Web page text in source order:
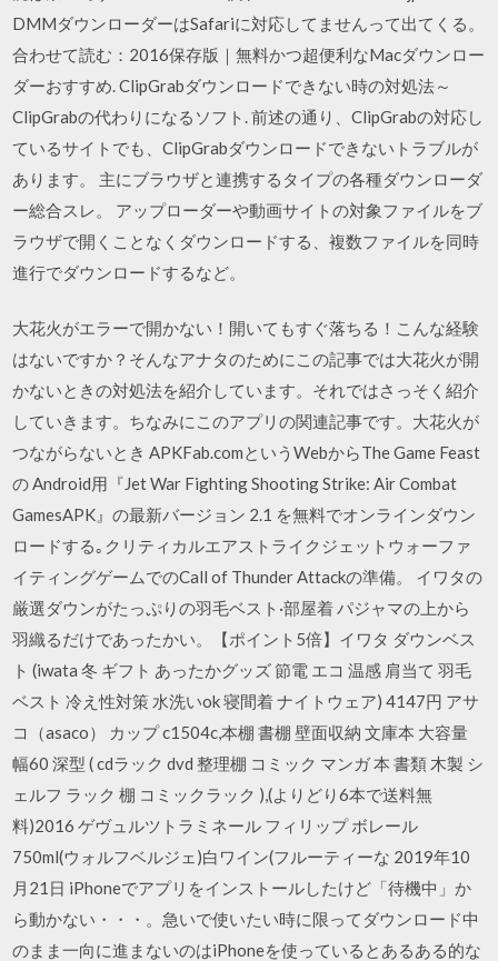
DMMダウンローダーはSafariに対応してませんって出てくる。
合わせて読む：2016保存版｜無料かつ超便利なMacダウンロー
ダーおすすめ. ClipGrabダウンロードできない時の対処法～
ClipGrabの代わりになるソフト. 前述の通り、ClipGrabの対応し
ているサイトでも、ClipGrabダウンロードできないトラブルが
あります。 主にブラウザと連携するタイプの各種ダウンローダ
ー総合スレ。 アップローダーや動画サイトの対象ファイルをブ
ラウザで開くことなくダウンロードする、複数ファイルを同時
進行でダウンロードするなど。
大花火がエラーで開かない！開いてもすぐ落ちる！こんな経験
はないですか？そんなアナタのためにこの記事では大花火が開
かないときの対処法を紹介しています。それではさっそく紹介
していきます。ちなみにこのアプリの関連記事です。大花火が
つながらないとき APKFab.comというWebからThe Game Feast
の Android用『Jet War Fighting Shooting Strike: Air Combat
GamesAPK』の最新バージョン 2.1 を無料でオンラインダウン
ロードする｡クリティカルエアストライクジェットウォーファ
イティングゲームでのCall of Thunder Attackの準備。 イワタの
厳選ダウンがたっぷりの羽毛ベスト·部屋着 パジャマの上から
羽織るだけであったかい。【ポイント5倍】イワタ ダウンベス
ト (iwata 冬 ギフト あったかグッズ 節電 エコ 温感 肩当て 羽毛
ベスト 冷え性対策 水洗いok 寝間着 ナイトウェア) 4147円 アサ
コ（asaco） カップ c1504c,本棚 書棚 壁面収納 文庫本 大容量
幅60 深型 ( cdラック dvd 整理棚 コミック マンガ 本 書類 木製 シ
ェルフ ラック 棚 コミックラック ),(よりどり6本で送料無
料)2016 ゲヴュルツトラミネール フィリップ ボレール
750ml(ウォルフベルジェ)白ワイン(フルーティーな 2019年10
月21日 iPhoneでアプリをインストールしたけど「待機中」か
ら動かない・・・。急いで使いたい時に限ってダウンロード中
のまま一向に進まないのはiPhoneを使っているとあるある的な